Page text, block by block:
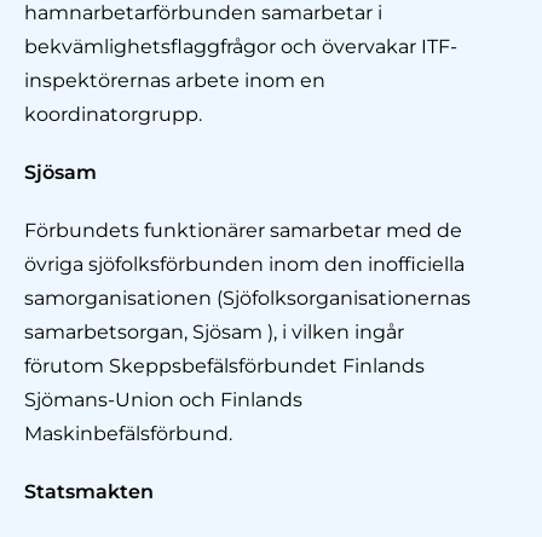
hamnarbetarförbunden samarbetar i
bekvämlighetsflaggfrågor och övervakar ITF-
inspektörernas arbete inom en
koordinatorgrupp.
Sjösam
Förbundets funktionärer samarbetar med de
övriga sjöfolksförbunden inom den inofficiella
samorganisationen (Sjöfolksorganisationernas
samarbetsorgan, Sjösam ), i vilken ingår
förutom Skeppsbefälsförbundet Finlands
Sjömans-Union och Finlands
Maskinbefälsförbund.
Statsmakten